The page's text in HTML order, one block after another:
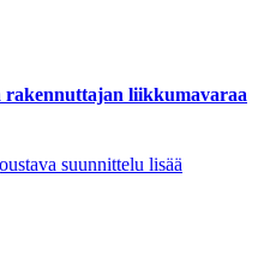
rakennuttajan liikkumavaraa
suunnittelu lisää